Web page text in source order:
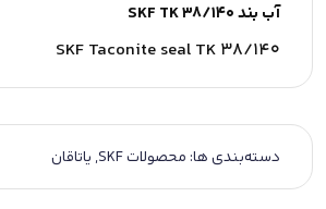
آب بند SKF TK 38/140
SKF Taconite seal TK 38/140
دسته‌بندی ها: محصولات SKF ,یاتاقان